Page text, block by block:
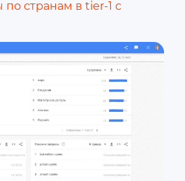
по странам в tier-1 с